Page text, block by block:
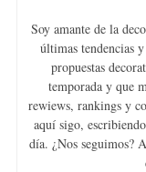
Soy amante de la
últimas tendencias
propuestas
temporada y que
rewiews, rankings y
aquí sigo,
día. ¿Nos seguimos?